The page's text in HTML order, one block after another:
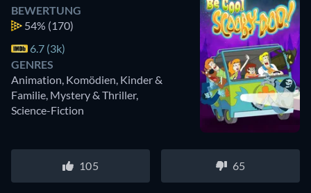
BEWERTUNG
54% (170)
6.7 (3k)
GENRES
Animation, Komödien, Kinder &
Familie, Mystery & Thriller,
Science-Fiction
105 65